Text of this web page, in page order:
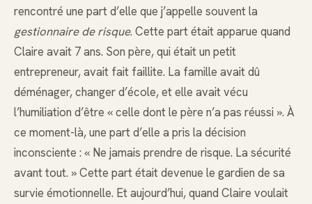
rencontré une part d’elle que j’appelle souvent la
gestionnaire de risque. Cette part était apparue quand
Claire avait 7 ans. Son père, qui était un petit
entrepreneur, avait fait faillite. La famille avait dû
déménager, changer d’école, et elle avait vécu
l’humiliation d’être « celle dont le père n’a pas réussi ». À
ce moment-là, une part d’elle a pris la décision
inconsciente : « Ne jamais prendre de risque. La sécurité
avant tout. » Cette part était devenue le gardien de sa
survie émotionnelle. Et aujourd’hui, quand Claire voulait